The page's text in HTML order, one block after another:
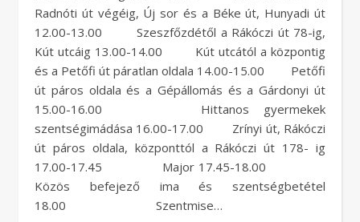
Radnóti út végéig, Új sor és a Béke út, Hunyadi út
12.00-13.00 Szeszfőzdétől a Rákóczi út 78-ig,
Kút utcáig 13.00-14.00 Kút utcától a központig
és a Petőfi út páratlan oldala 14.00-15.00 Petőfi
út páros oldala és a Gépállomás és a Gárdonyi út
15.00-16.00 Hittanos gyermekek
szentségimádása 16.00-17.00 Zrínyi út, Rákóczi
út páros oldala, központtól a Rákóczi út 178- ig
17.00-17.45 Major 17.45-18.00
Közös befejező ima és szentségbetétel
18.00 Szentmise…